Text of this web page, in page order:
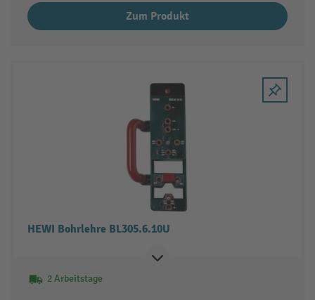
Zum Produkt
HEWI Bohrlehre BL305.6.10U
2 Arbeitstage